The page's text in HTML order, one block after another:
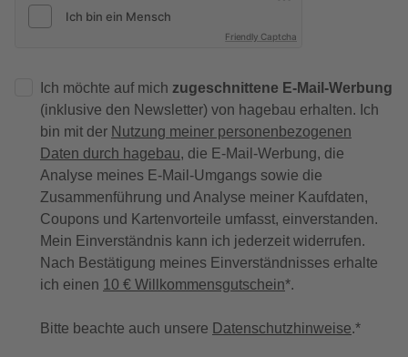
Friendly Captcha
Ich möchte auf mich zugeschnittene E-Mail-Werbung
(inklusive den Newsletter) von hagebau erhalten. Ich
bin mit der Nutzung meiner personenbezogenen
Daten durch hagebau, die E-Mail-Werbung, die
Analyse meines E-Mail-Umgangs sowie die
Zusammenführung und Analyse meiner Kaufdaten,
Coupons und Kartenvorteile umfasst, einverstanden.
Mein Einverständnis kann ich jederzeit widerrufen.
Nach Bestätigung meines Einverständnisses erhalte
ich einen 10 € Willkommensgutschein*.
Bitte beachte auch unsere Datenschutzhinweise.